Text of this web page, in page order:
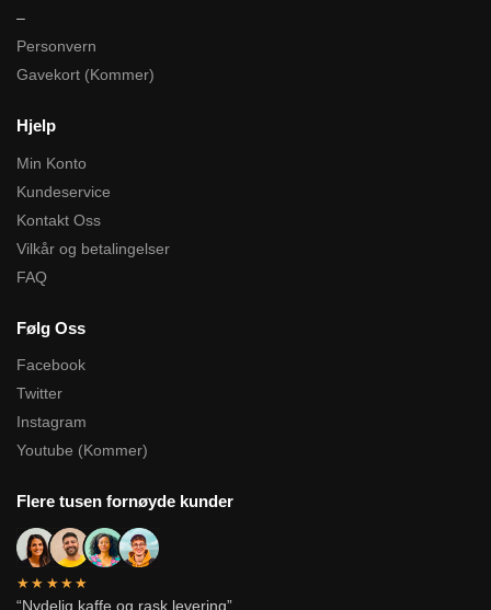
–
Personvern
Gavekort (Kommer)
Hjelp
Min Konto
Kundeservice
Kontakt Oss
Vilkår og betalingelser
FAQ
Følg Oss
Facebook
Twitter
Instagram
Youtube (Kommer)
Flere tusen fornøyde kunder
★★★★★
“Nydelig kaffe og rask levering”